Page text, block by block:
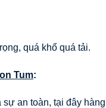
quá khổ quá tải.
Tum:
an toàn, tại đây